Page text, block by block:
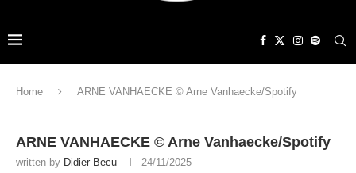
Home ARNE VANHAECKE © Arne Vanhaecke/Spotify
ARNE VANHAECKE © Arne Vanhaecke/Spotify
written by Didier Becu 24/11/2025